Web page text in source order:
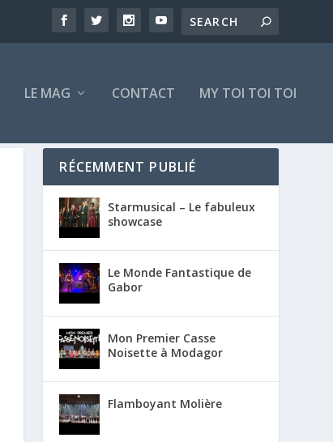
LE MAG CONTACT MY TOI TOI TOI
RÉCEMMENT PUBLIÉ
Starmusical – Le fabuleux
showcase
Le Monde Fantastique de
Gabor
Mon Premier Casse
Noisette à Modagor
Flamboyant Molière